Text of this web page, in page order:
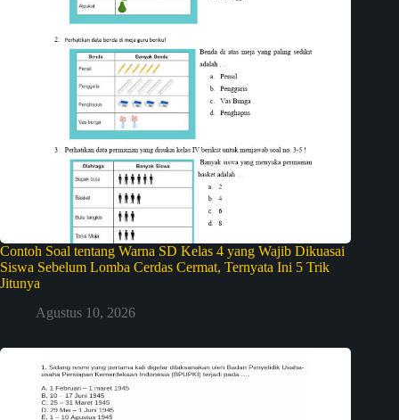
Contoh Soal tentang Warna SD Kelas 4 yang Wajib Dikuasai
Siswa Sebelum Lomba Cerdas Cermat, Ternyata Ini 5 Trik
Jitunya
Agustus 10, 2026